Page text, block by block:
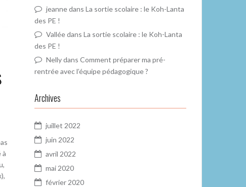
à
jeannedans La sortie scolaire : le Koh-Lanta
des PE !
Valléedans La sortie scolaire : le Koh-Lanta
des PE !
Nellydans Comment préparer ma pré-
rentrée avec l’équipe pédagogique ?
Archives
juillet 2022
juin 2022
avril 2022
mai 2020
février 2020